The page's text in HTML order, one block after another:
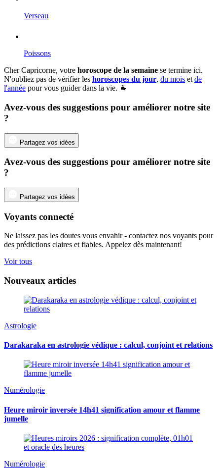
Verseau
Poissons
Cher Capricorne, votre horoscope de la semaine se termine ici.
N'oubliez pas de vérifier les horoscopes du jour, du mois et de
l'année pour vous guider dans la vie. 🐐
Avez-vous des suggestions pour améliorer notre site
?
Partagez vos idées
Avez-vous des suggestions pour améliorer notre site
?
Partagez vos idées
Voyants connecté
Ne laissez pas les doutes vous envahir - contactez nos voyants pour
des prédictions claires et fiables. Appelez dès maintenant!
Voir tous
Nouveaux articles
Astrologie
Darakaraka en astrologie védique : calcul, conjoint et relations
Numérologie
Heure miroir inversée 14h41 signification amour et flamme
jumelle
Numérologie